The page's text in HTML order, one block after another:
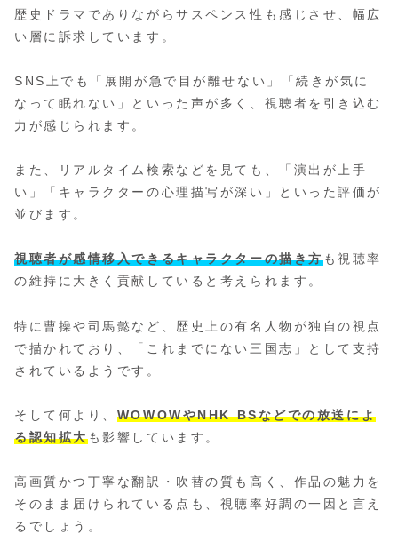
歴史ドラマでありながらサスペンス性も感じさせ、幅広
い層に訴求しています。
SNS上でも「展開が急で目が離せない」「続きが気に
なって眠れない」といった声が多く、視聴者を引き込む
力が感じられます。
また、リアルタイム検索などを見ても、「演出が上手
い」「キャラクターの心理描写が深い」といった評価が
並びます。
視聴者が感情移入できるキャラクターの描き方も視聴率
の維持に大きく貢献していると考えられます。
特に曹操や司馬懿など、歴史上の有名人物が独自の視点
で描かれており、「これまでにない三国志」として支持
されているようです。
そして何より、 WOWOWやNHK BSなどでの放送によ
る認知拡大も影響しています。
高画質かつ丁寧な翻訳・吹替の質も高く、作品の魅力を
そのまま届けられている点も、視聴率好調の一因と言え
るでしょう。